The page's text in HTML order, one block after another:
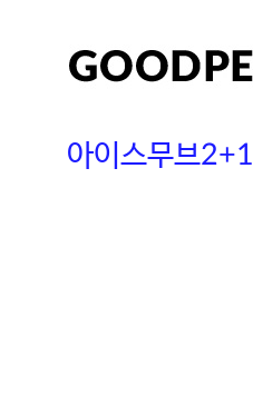
아이스무브2+1